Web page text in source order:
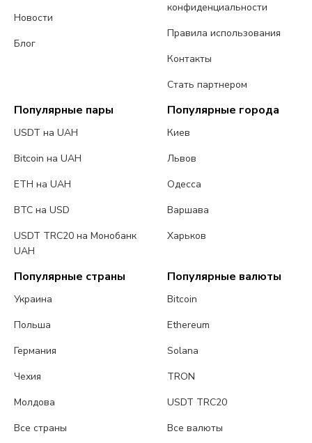
Новости
Блог
конфиденциальности
Правила использования
Контакты
Стать партнером
Популярные пары
USDT на UAH
Bitcoin на UAH
ETH на UAH
BTC на USD
USDT TRC20 на Монобанк
UAH
Популярные города
Киев
Львов
Одесса
Варшава
Харьков
Популярные страны
Украина
Польша
Германия
Чехия
Молдова
Все страны
Популярные валюты
Bitcoin
Ethereum
Solana
TRON
USDT TRC20
Все валюты